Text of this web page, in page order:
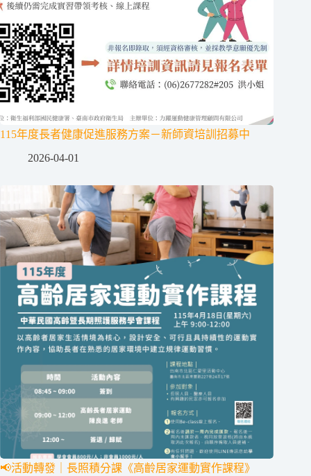
115年度長者健康促進服務方案－新師資培訓招募中
2026-04-01
📢活動轉發｜長照積分課《高齡居家運動實作課程》